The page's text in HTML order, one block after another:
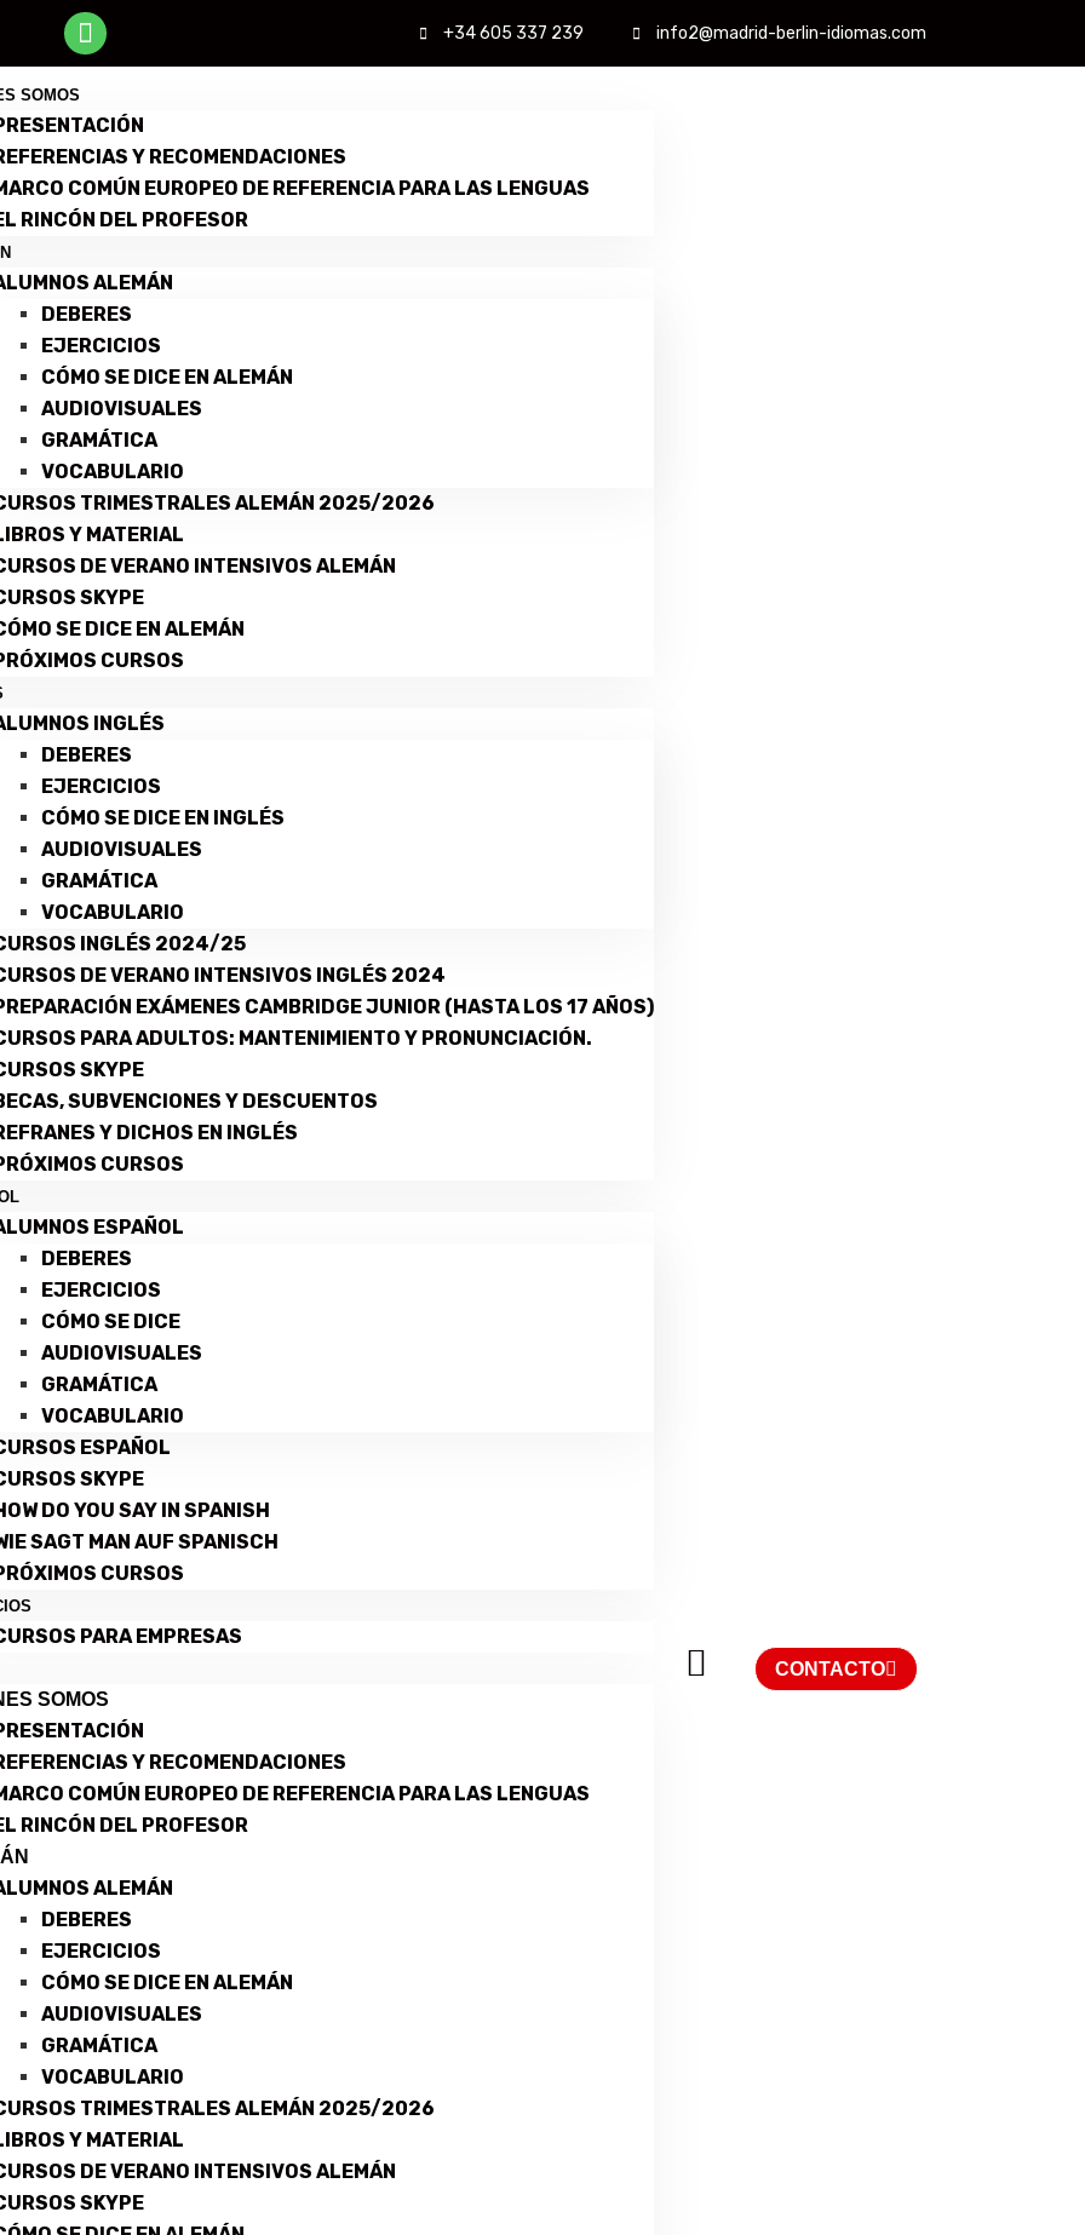
+34 605 337 239 info2@madrid-berlin-idiomas.com
SOMOS
Y RECOMENDACIONES
COMÚN EUROPEO DE REFERENCIA PARA LAS LENGUAS
RINCÓN DEL PROFESOR
ALEMÁN
DEBERES
EJERCICIOS
CÓMO SE DICE EN ALEMÁN
AUDIOVISUALES
GRAMÁTICA
VOCABULARIO
TRIMESTRALES ALEMÁN 2025/2026
Y MATERIAL
DE VERANO INTENSIVOS ALEMÁN
SKYPE
SE DICE EN ALEMÁN
CURSOS
INGLÉS
DEBERES
EJERCICIOS
CÓMO SE DICE EN INGLÉS
AUDIOVISUALES
GRAMÁTICA
VOCABULARIO
INGLÉS 2024/25
DE VERANO INTENSIVOS INGLÉS 2024
EXÁMENES CAMBRIDGE JUNIOR (HASTA LOS 17 AÑOS)
PARA ADULTOS: MANTENIMIENTO Y PRONUNCIACIÓN.
SKYPE
SUBVENCIONES Y DESCUENTOS
Y DICHOS EN INGLÉS
CURSOS
ESPAÑOL
DEBERES
EJERCICIOS
CÓMO SE DICE
AUDIOVISUALES
GRAMÁTICA
VOCABULARIO
ESPAÑOL
SKYPE
DO YOU SAY IN SPANISH
SAGT MAN AUF SPANISCH
CURSOS
PARA EMPRESAS
SOMOS
Y RECOMENDACIONES
COMÚN EUROPEO DE REFERENCIA PARA LAS LENGUAS
RINCÓN DEL PROFESOR
ALEMÁN
DEBERES
EJERCICIOS
CÓMO SE DICE EN ALEMÁN
AUDIOVISUALES
GRAMÁTICA
VOCABULARIO
TRIMESTRALES ALEMÁN 2025/2026
Y MATERIAL
DE VERANO INTENSIVOS ALEMÁN
SKYPE
CONTACTO